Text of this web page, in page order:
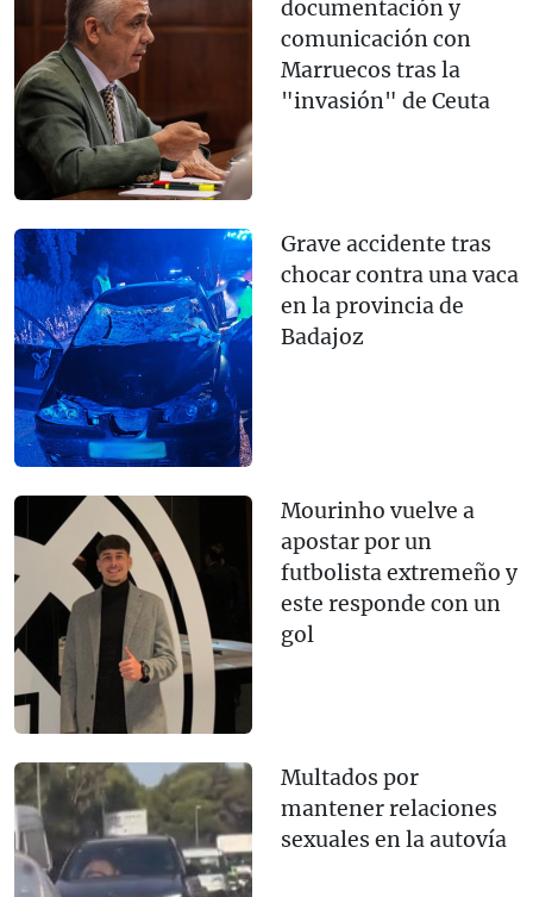
documentación y
comunicación con
Marruecos tras la
"invasión" de Ceuta
Grave accidente tras
chocar contra una vaca
en la provincia de
Badajoz
Mourinho vuelve a
apostar por un
futbolista extremeño y
este responde con un
gol
Multados por
mantener relaciones
sexuales en la autovía